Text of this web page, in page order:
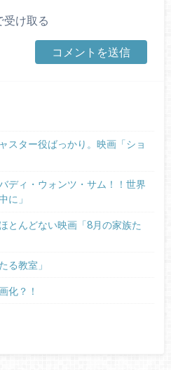
受け取る
スター役ばっかり。映画「ショ
ディ・ウォンツ・サム！！世界
に」
とんどない映画「8月の家族た
る教室」
化？！